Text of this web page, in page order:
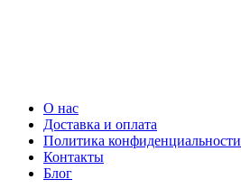
О нас
Доставка и оплата
Политика конфиденциальности
Контакты
Блог